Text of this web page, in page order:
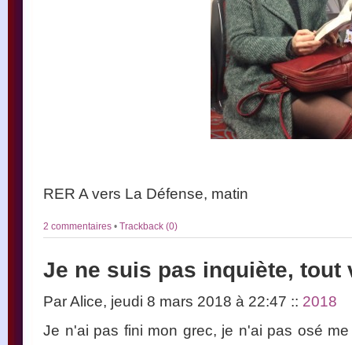
RER A vers La Défense, matin
2 commentaires • Trackback (0)
Je ne suis pas inquiète, tout
Par Alice, jeudi 8 mars 2018 à 22:47 :: 2018
Je n'ai pas fini mon grec, je n'ai pas osé